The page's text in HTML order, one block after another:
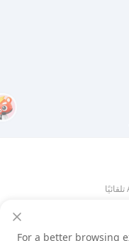
For a better browsing